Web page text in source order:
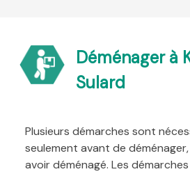
Déménager à
Sulard
Plusieurs démarches sont
seulement avant de
avoir déménagé. Les